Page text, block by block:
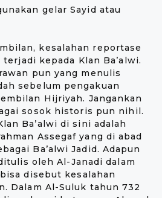
gelar Sayid atau
kesalahan reportase
kepada Klan Ba’alwi.
pun yang menulis
sebelum pengakuan
Hijriyah. Jangankan
sosok historis pun nihil.
Ba’alwi di sini adalah
Assegaf yang di abad
Ba’alwi Jadid. Adapun
oleh Al-Janadi dalam
disebut kesalahan
Dalam Al-Suluk tahun 732